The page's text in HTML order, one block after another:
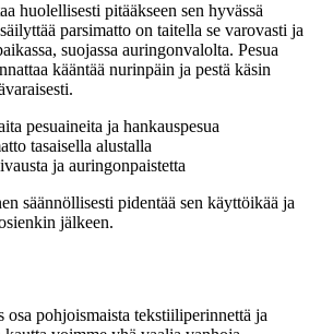
huolellisesti pitääkseen sen hyvässä
parsimatto on taitella se varovasti ja
suojassa auringonvalolta. Pesua
kääntää nurinpäin ja pestä käsin
pesuaineita ja hankauspesua
tasaisella alustalla
ja auringonpaistetta
säännöllisesti pidentää sen käyttöikää ja
jälkeen.
osa pohjoismaista tekstiiliperinnettä ja